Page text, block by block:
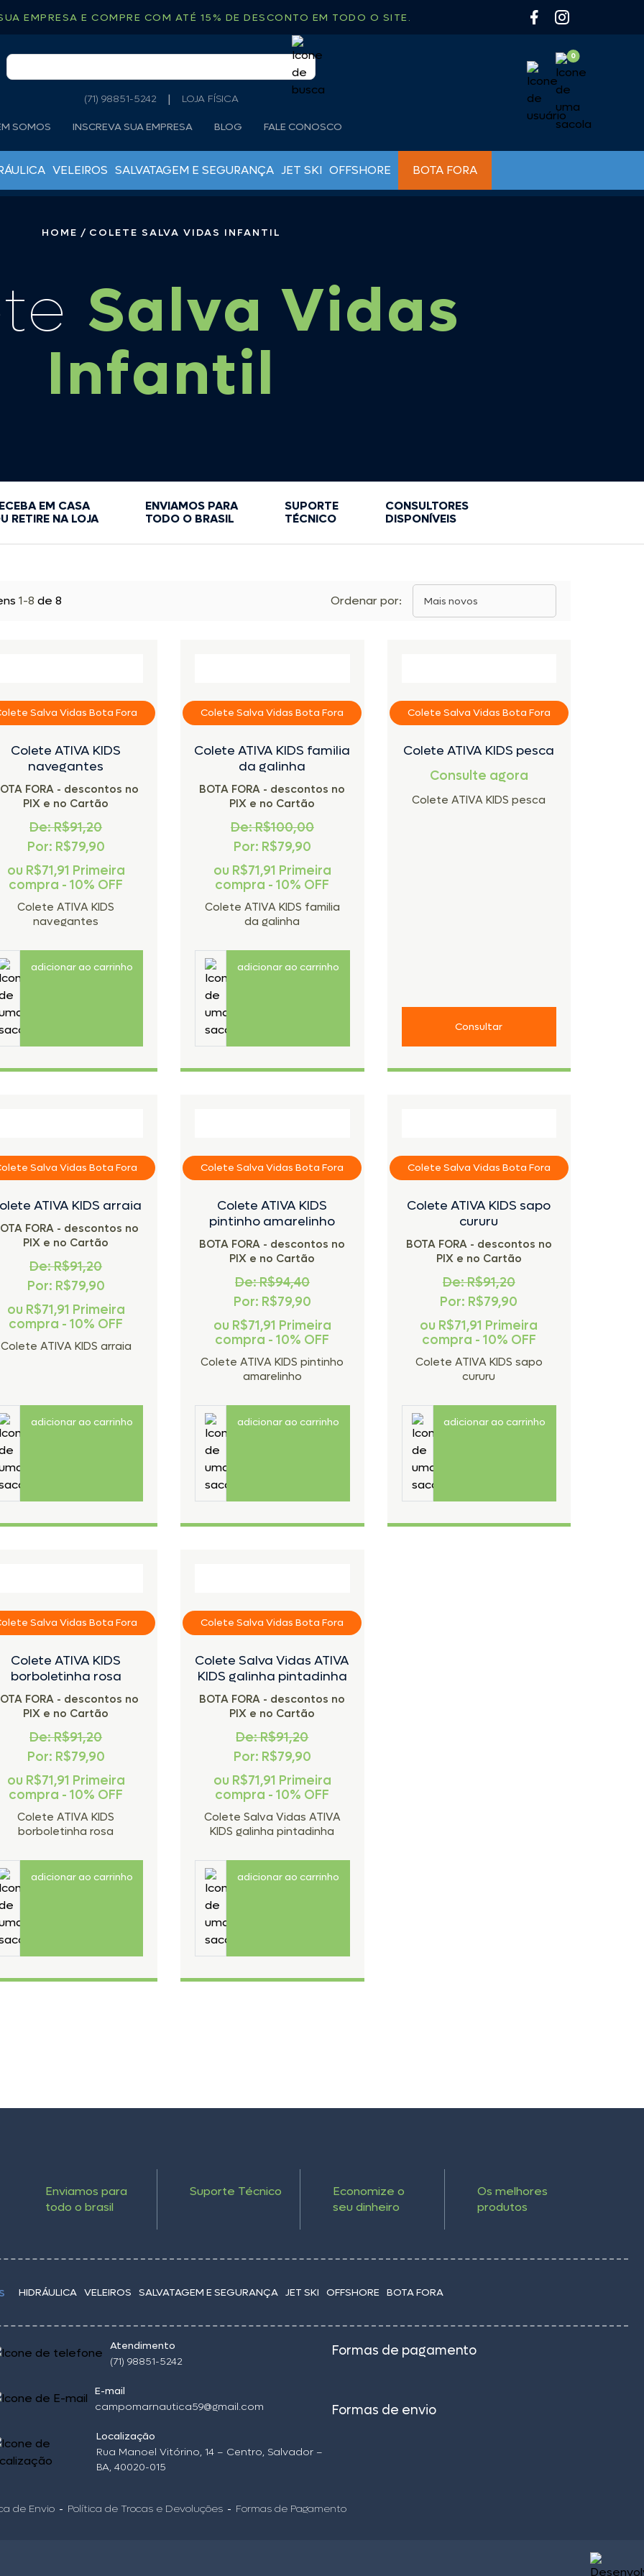
EMPRESA E COMPRE COM ATÉ 15% DE DESCONTO EM TODO O SITE.
(71) 98851-5242 LOJA FÍSICA
SOMOS INSCREVA SUA EMPRESA BLOG FALE CONOSCO
BOIAS DE ARINQUE
DESTOCEDORES
GUINCHO
LANÇADORES DE ÂNCORA
ACESSÓRIOS DE BOTES E MOTORES
LAVA MOTORES
MANGUEIRAS DE COMBUSTÍVEL
ÓLEOS RABETAS
VELAS MOTO DE PÔPA
ANTENAS VHF E TV
BASES PARA ANTENA VHF
RADIOS VHF
ACESSÓRIOS
VOLANTES
ALTO-FALANTES MARINIZADOS
LUZ DE NAVEGAÇÃO
LUZ SUBAQUATICA
PAINÉIS DE FUNÇÃO
BOIAS INFLÁVEIS
BOLSA ESTANQUE
BOLSA IMPERMEÁVEL
VELEIROS SALVATAGEM E SEGURANÇA JET SKI OFFSHORE BOTA FORA
HOME COLETE SALVA VIDAS INFANTIL
Salva Vidas
Infantil
EM CASA
RETIRE NA LOJA
ENVIAMOS PARA
TODO O BRASIL
SUPORTE
TÉCNICO
CONSULTORES
DISPONÍVEIS
1-8 de 8 Ordenar por: Mais novos
Salva Vidas Bota Fora
Colete ATIVA KIDS
navegantes
FORA - descontos no
PIX e no Cartão
De: R$91,20
Por: R$79,90
ou R$71,91 Primeira
compra - 10% OFF
Colete ATIVA KIDS
navegantes
adicionar ao carrinho
Colete Salva Vidas Bota Fora
Colete ATIVA KIDS familia
da galinha
BOTA FORA - descontos no
PIX e no Cartão
De: R$100,00
Por: R$79,90
ou R$71,91 Primeira
compra - 10% OFF
Colete ATIVA KIDS familia
da galinha
adicionar ao carrinho
Colete Salva Vidas Bota Fora
Colete ATIVA KIDS pesca
Consulte agora
Colete ATIVA KIDS pesca
Consultar
Salva Vidas Bota Fora
ATIVA KIDS arraia
FORA - descontos no
PIX e no Cartão
De: R$91,20
Por: R$79,90
ou R$71,91 Primeira
compra - 10% OFF
Colete ATIVA KIDS arraia
adicionar ao carrinho
Colete Salva Vidas Bota Fora
Colete ATIVA KIDS
pintinho amarelinho
BOTA FORA - descontos no
PIX e no Cartão
De: R$94,40
Por: R$79,90
ou R$71,91 Primeira
compra - 10% OFF
Colete ATIVA KIDS pintinho
amarelinho
adicionar ao carrinho
Colete Salva Vidas Bota Fora
Colete ATIVA KIDS sapo
cururu
BOTA FORA - descontos no
PIX e no Cartão
De: R$91,20
Por: R$79,90
ou R$71,91 Primeira
compra - 10% OFF
Colete ATIVA KIDS sapo
cururu
adicionar ao carrinho
Salva Vidas Bota Fora
Colete ATIVA KIDS
borboletinha rosa
FORA - descontos no
PIX e no Cartão
De: R$91,20
Por: R$79,90
ou R$71,91 Primeira
compra - 10% OFF
Colete ATIVA KIDS
borboletinha rosa
adicionar ao carrinho
Colete Salva Vidas Bota Fora
Colete Salva Vidas ATIVA
KIDS galinha pintadinha
BOTA FORA - descontos no
PIX e no Cartão
De: R$91,20
Por: R$79,90
ou R$71,91 Primeira
compra - 10% OFF
Colete Salva Vidas ATIVA
KIDS galinha pintadinha
adicionar ao carrinho
Enviamos para
todo o brasil
Suporte Técnico
Economize o
seu dinheiro
Os melhores
produtos
HIDRÁULICA VELEIROS SALVATAGEM E SEGURANÇA JET SKI OFFSHORE BOTA FORA
Atendimento
(71) 98851-5242
E-mail
campomarnautica59@gmail.com
Localização
Rua Manoel Vitórino, 14 – Centro, Salvador –
BA, 40020-015
Formas de pagamento
Formas de envio
de Envio Política de Trocas e Devoluções Formas de Pagamento